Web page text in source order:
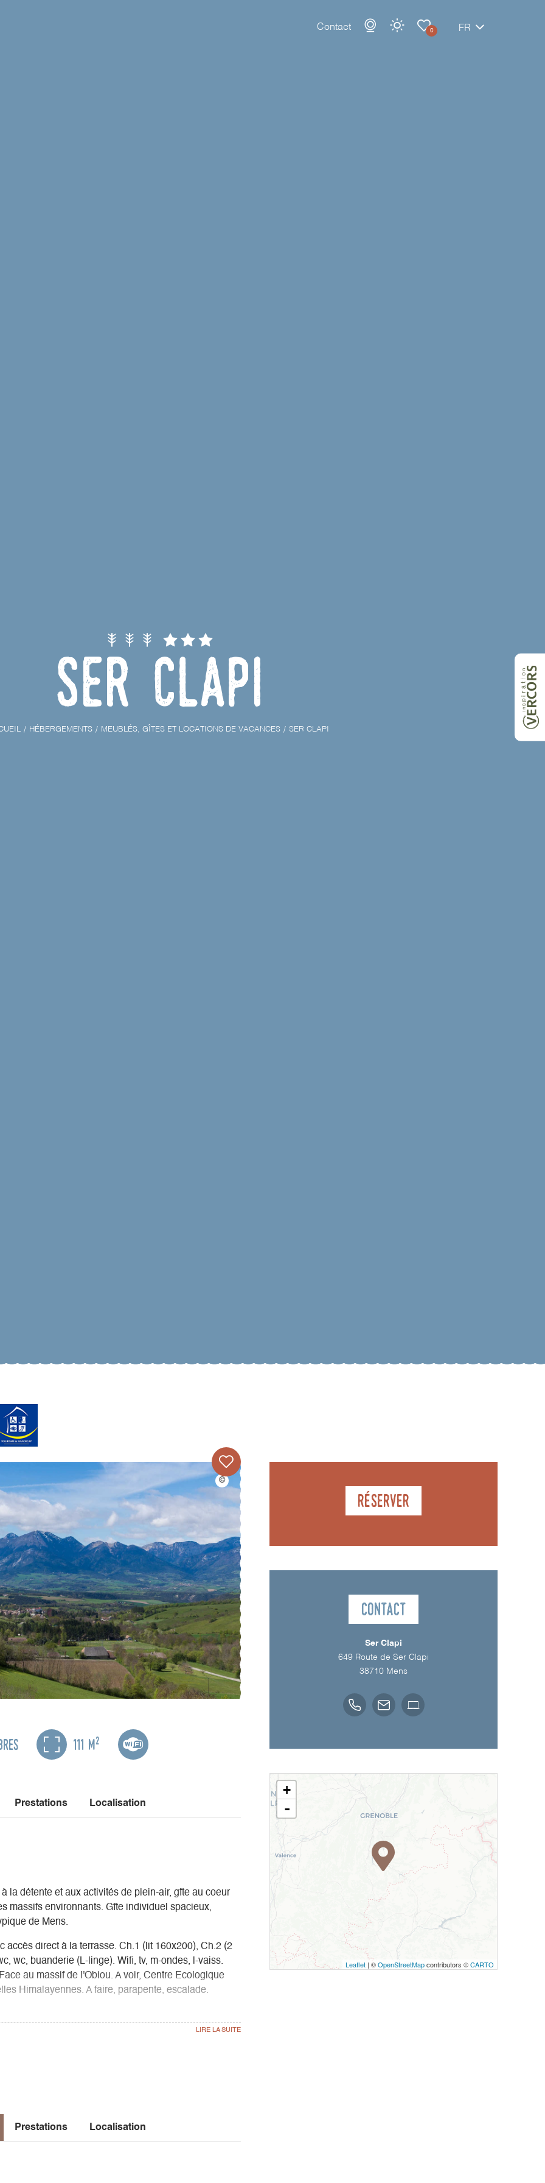
Contact 0 FR
Ser Clapi
HÉBERGEMENTS MEUBLÉS, GÎTES ET LOCATIONS DE VACANCES SER CLAPI
111 m2
Prestations Localisation
la détente et aux activités de plein-air, gîte au coeur
massifs environnants. Gîte individuel spacieux,
de Mens.
direct à la terrasse. Ch.1 (lit 160x200), Ch.2 (2
wc, buanderie (L-linge). Wifi, tv, m-ondes, l-vaiss.
au massif de l'Obiou. A voir, Centre Ecologique
Himalayennes. A faire, parapente, escalade.
Prestations Localisation
Réserver
Contact
Ser Clapi
649 Route de Ser Clapi
38710 Mens
+
-
Leaflet | ©OpenStreetMapcontributors ©CARTO